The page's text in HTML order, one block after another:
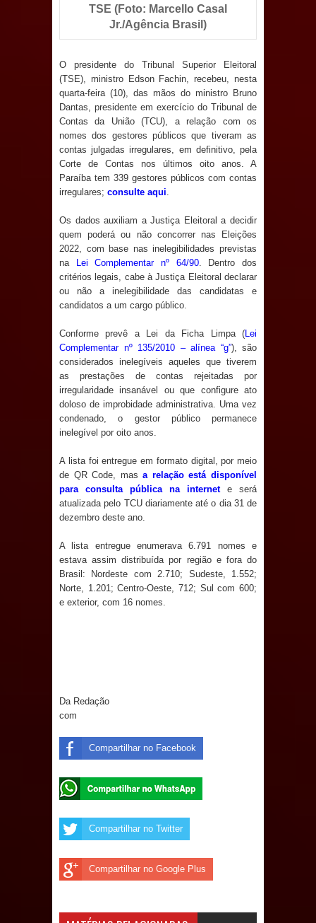
O verdadeiro oxigênio do Estado
Democrático de Direito – Bacharela
aborda de maneira inédita no mundo
jurídico brasileiro, temas polêmicos;
Confira!
Prefeitura de Sapé promove
campanha Julho Neon com ações de
conscientização sobre saúde bucal
Caldas Brandão: gestão municipal
antecipa pagamento do mês de julho
e aquece economia para Festa de
Santana
Saúde Bucal: Mais de 470 próteses
dentárias já foram entregues pela
Prefeitura de Sapé em 2026
Santana 2026 será neste sábado (25)
e deve atrair grande público
Nota de pesar: Câmara de Marí
lamenta a morte da ex-vereadora
Neta do Sindicato
Diretório Nacional do PDT durante
Convenção em Brasília
inspiram a IV FEIRA LITERÁRIA DO
BREJO em Guarabira
TSE (Foto: Marcello Casal
Jr./Agência Brasil)
O presidente do Tribunal Superior Eleitoral
(TSE), ministro Edson Fachin, recebeu, nesta
quarta-feira (10), das mãos do ministro Bruno
Dantas, presidente em exercício do Tribunal de
Contas da União (TCU), a relação com os
nomes dos gestores públicos que tiveram as
contas julgadas irregulares, em definitivo, pela
Corte de Contas nos últimos oito anos. A
Paraíba tem 339 gestores públicos com contas
irregulares; consulte aqui.
Os dados auxiliam a Justiça Eleitoral a decidir
quem poderá ou não concorrer nas Eleições
2022, com base nas inelegibilidades previstas
na
Lei Complementar nº 64/90. Dentro dos
critérios legais, cabe à Justiça Eleitoral declarar
ou não a inelegibilidade das candidatas e
candidatos a um cargo público.
Conforme prevê a Lei da Ficha Limpa (Lei
Complementar nº 135/2010 – alínea “g”), são
considerados inelegíveis aqueles que tiverem
as prestações de contas rejeitadas por
irregularidade insanável ou que configure ato
doloso de improbidade administrativa. Uma vez
condenado, o gestor público permanece
inelegível por oito anos.
A lista foi entregue em formato digital, por meio
de QR Code, masa relação está disponível
para consulta pública na internete será
atualizada pelo TCU diariamente até o dia 31 de
dezembro deste ano.
A lista entregue enumerava 6.791 nomes e
estava assim distribuída por região e fora do
Brasil: Nordeste com 2.710; Sudeste, 1.552;
Norte, 1.201; Centro-Oeste, 712; Sul com 600;
e exterior, com 16 nomes.
Da Redação
com
Compartilhar no Facebook
Compartilhar no Twitter
Compartilhar no Google Plus